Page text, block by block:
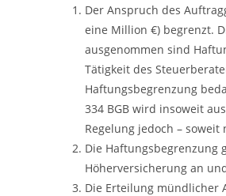
Der Anspruch des
eine Million €) begrenzt.
ausgenommen sind
Tätigkeit des
Haftungsbegrenzung
334 BGB wird insoweit
Regelung jedoch –
Die Haftungsbegrenzung
Höherversicherung an
Die Erteilung mündlicher